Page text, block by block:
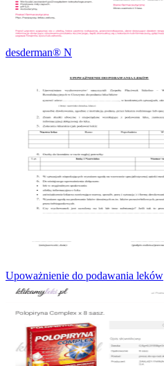
desderman® N
Upoważnienie do podawania leków